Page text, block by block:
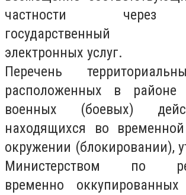
частности через
государственный
электронных услуг.
Перечень
расположенных в районе
военных (боевых)
находящихся во
окружении (блокировании),
Министерством по
временно оккупированных